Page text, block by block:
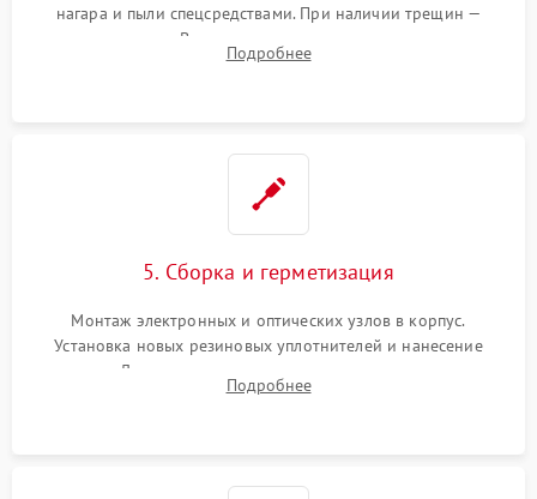
нагара и пыли спецсредствами. При наличии трещин —
замена стекла. Восстановление или замена пружин и
резьбовых элементов в механизме ввода поправок для
Подробнее
5. Сборка и герметизация
Монтаж электронных и оптических узлов в корпус.
Установка новых резиновых уплотнителей и нанесение
герметика. Для закрытых коллиматоров — вакуумирование и
заполнение инертным газом для исключения запотевания
Подробнее